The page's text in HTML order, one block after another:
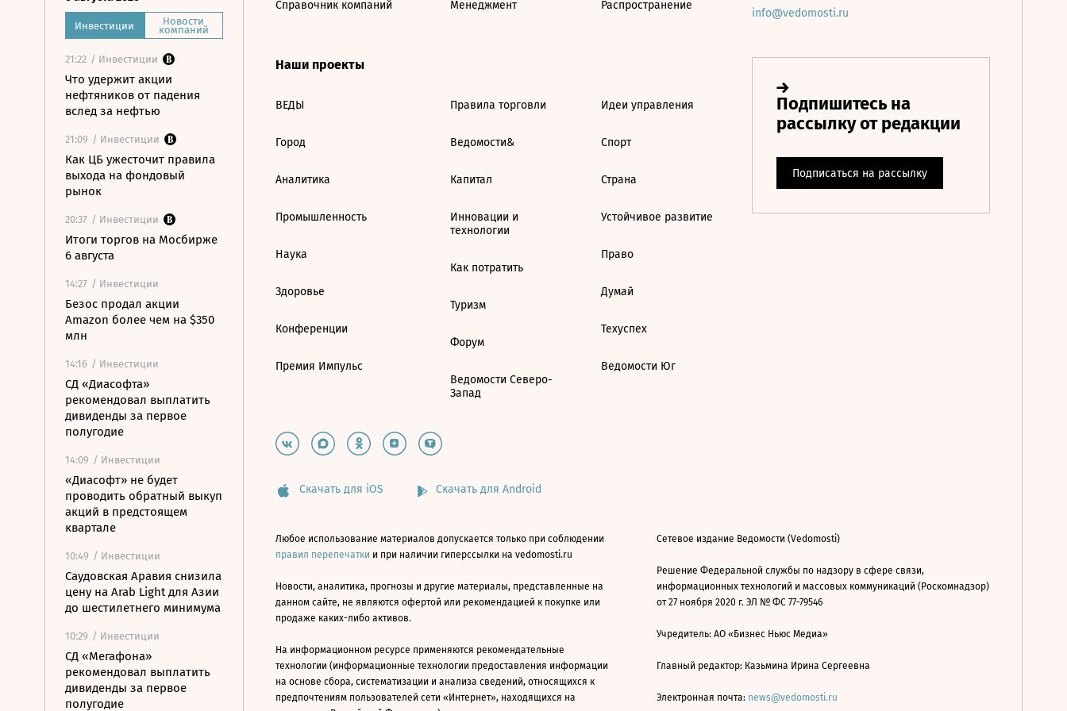
Инвестиции Новости
компаний
21:22 / Инвестиции
Что удержит акции
нефтяников от падения
вслед за нефтью
21:09 / Инвестиции
Как ЦБ ужесточит правила
выхода на фондовый
рынок
20:37 / Инвестиции
Итоги торгов на Мосбирже
6 августа
14:27 / Инвестиции
Безос продал акции
Amazon более чем на $350
млн
14:16 / Инвестиции
СД «Диасофта»
рекомендовал выплатить
дивиденды за первое
полугодие
14:09 / Инвестиции
«Диасофт» не будет
проводить обратный выкуп
акций в предстоящем
квартале
10:49 / Инвестиции
Саудовская Аравия снизила
цену на Arab Light для Азии
до шестилетнего минимума
10:29 / Инвестиции
СД «Мегафона»
рекомендовал выплатить
дивиденды за первое
полугодие
Справочник компаний Менеджмент Распространение
Наши проекты
ВЕДЫ
Город
Аналитика
Промышленность
Наука
Здоровье
Конференции
Премия Импульс
Правила торговли
Ведомости&
Капитал
Инновации и
технологии
Как потратить
Туризм
Форум
Ведомости Северо-
Запад
Идеи управления
Спорт
Страна
Устойчивое развитие
Право
Думай
Техуспех
Ведомости Юг
info@vedomosti.ru
Скачать для iOS Скачать для Android
Любое использование материалов допускается только при соблюдении
правил перепечатки и при наличии гиперссылки на vedomosti.ru
Новости, аналитика, прогнозы и другие материалы, представленные на
данном сайте, не являются офертой или рекомендацией к покупке или
продаже каких-либо активов.
На информационном ресурсе применяются рекомендательные
технологии (информационные технологии предоставления информации
на основе сбора, систематизации и анализа сведений, относящихся к
предпочтениям пользователей сети «Интернет», находящихся на
Сетевое издание Ведомости (Vedomosti)
Решение Федеральной службы по надзору в сфере связи,
информационных технологий и массовых коммуникаций (Роскомнадзор)
от 27 ноября 2020 г. ЭЛ № ФС 77-79546
Учредитель: АО «Бизнес Ньюс Медиа»
Главный редактор: Казьмина Ирина Сергеевна
Электронная почта: news@vedomosti.ru